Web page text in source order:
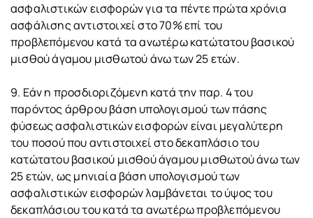
ασφαλιστικών εισφορών για τα πέντε πρώτα χρόνια
ασφάλισης αντιστοιχεί στο 70% επί του
προβλεπόμενου κατά τα ανωτέρω κατώτατου βασικού
μισθού άγαμου μισθωτού άνω των 25 ετών.
9. Εάν η προσδιοριζόμενη κατά την παρ. 4 του
παρόντος άρθρου βάση υπολογισμού των πάσης
φύσεως ασφαλιστικών εισφορών είναι μεγαλύτερη
του ποσού που αντιστοιχεί στο δεκαπλάσιο του
κατώτατου βασικού μισθού άγαμου μισθωτού άνω των
25 ετών, ως μηνιαία βάση υπολογισμού των
ασφαλιστικών εισφορών λαμβάνεται το ύψος του
δεκαπλάσιου του κατά τα ανωτέρω προβλεπόμενου